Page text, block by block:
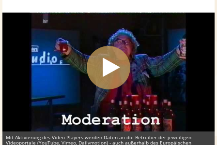
Mit Aktivierung des Video-Players werden Daten an die Betreiber der jeweiligen
Videoportale (YouTube, Vimeo, Dailymotion) - auch außerhalb des Europäischen